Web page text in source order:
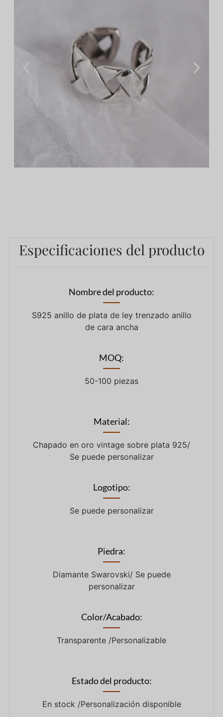
Especificaciones del producto
Nombre del producto:
S925 anillo de plata de ley trenzado anillo
de cara ancha
MOQ:
50-100 piezas
Material:
Chapado en oro vintage sobre plata 925/
Se puede personalizar
Logotipo:
Se puede personalizar
Piedra:
Diamante Swarovski/ Se puede
personalizar
Color/Acabado:
Transparente /Personalizable
Estado del producto:
En stock /Personalización disponible